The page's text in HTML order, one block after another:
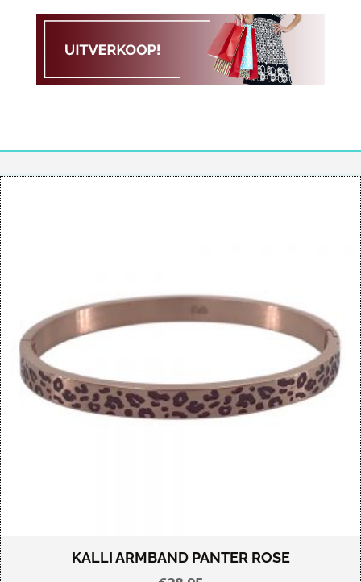
KALLI ARMBAND PANTER ROSE